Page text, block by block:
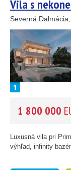
Vila s
Severná
1 800 000
Luxusná vila pri
výhľad, infinity